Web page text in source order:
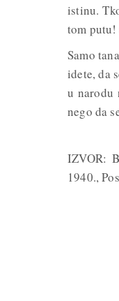
istinu.
tom
Samo
idete, da
u narodu
nego da
IZVOR:
1940.,